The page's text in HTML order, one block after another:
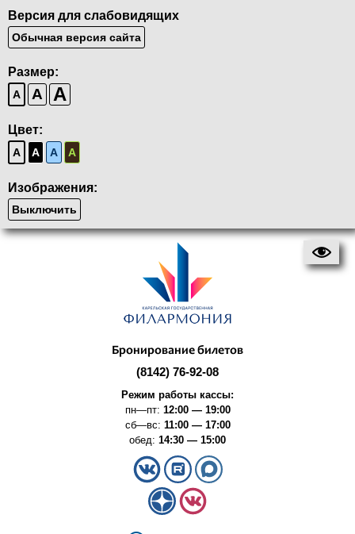
Версия для слабовидящих
Обычная версия сайта
Размер:
A A A
Цвет:
A A A A
Изображения:
Выключить
Бронирование билетов
(8142) 76-92-08
Режим работы кассы:
пн—пт: 12:00 — 19:00
сб—вс: 11:00 — 17:00
обед: 14:30 — 15:00